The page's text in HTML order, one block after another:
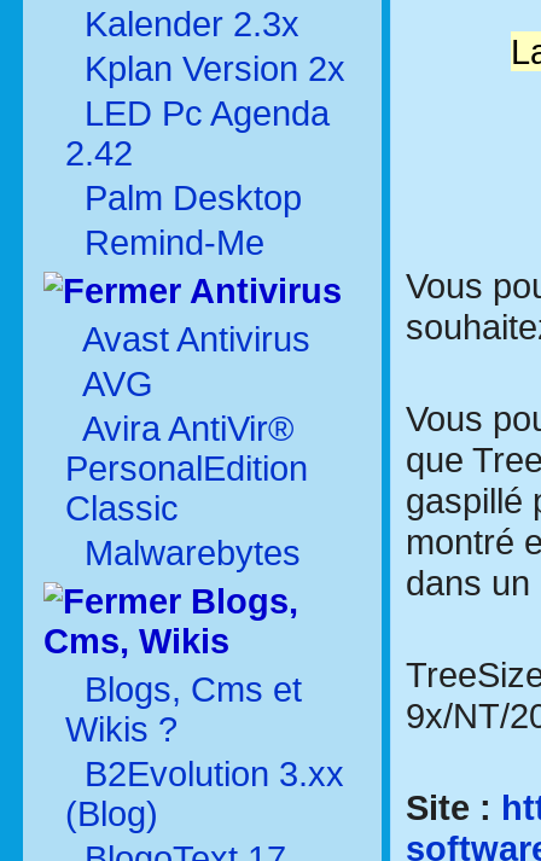
Kalender 2.3x
Kplan Version 2x
LED Pc Agenda
2.42
Palm Desktop
Remind-Me
Antivirus
Avast Antivirus
AVG
Avira AntiVir®
PersonalEdition
Classic
Malwarebytes
Blogs,
Cms, Wikis
Blogs, Cms et
Wikis ?
B2Evolution 3.xx
(Blog)
Vous
Vous
que
gaspillé
montré
dans un
9x/NT/
Site :